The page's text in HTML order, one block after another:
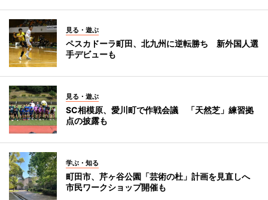
見る・遊ぶ
ペスカドーラ町田、北九州に逆転勝ち 新外国人選
手デビューも
見る・遊ぶ
SC相模原、愛川町で作戦会議 「天然芝」練習拠
点の披露も
学ぶ・知る
町田市、芹ヶ谷公園「芸術の杜」計画を見直しへ
市民ワークショップ開催も